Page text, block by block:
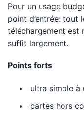
Pour un usage
point d’entrée: tout
téléchargement est
suffit largement.
Points forts
ultra simple à
cartes hors